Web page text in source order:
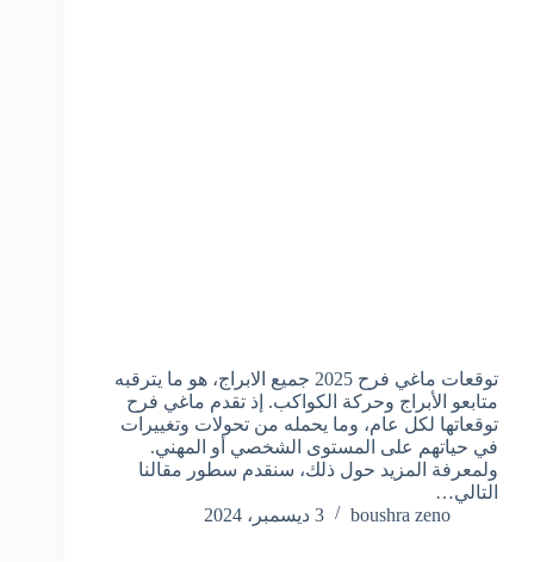
توقعات ماغي فرح 2025 جميع الابراج، هو ما يترقبه
متابعو الأبراج وحركة الكواكب. إذ تقدم ماغي فرح
توقعاتها لكل عام، وما يحمله من تحولات وتغييرات
في حياتهم على المستوى الشخصي أو المهني.
ولمعرفة المزيد حول ذلك، سنقدم سطور مقالنا
التالي…
boushra zeno
3 ديسمبر، 2024